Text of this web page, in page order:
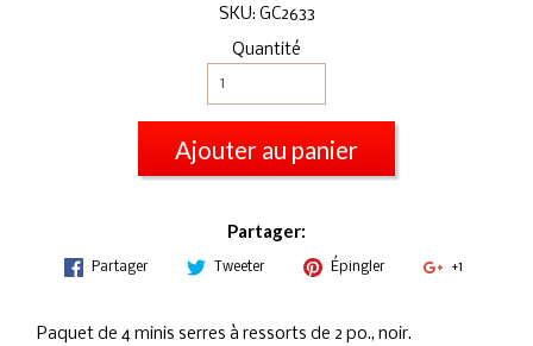
SKU: GC2633
Quantité
Ajouter au panier
Partager:
Partager Tweeter Épingler +1
Paquet de 4 minis serres à ressorts de 2 po., noir.